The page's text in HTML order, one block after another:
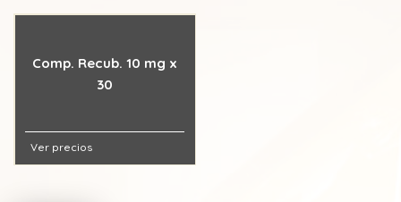
Comp. Recub. 10 mg x
30
Ver precios